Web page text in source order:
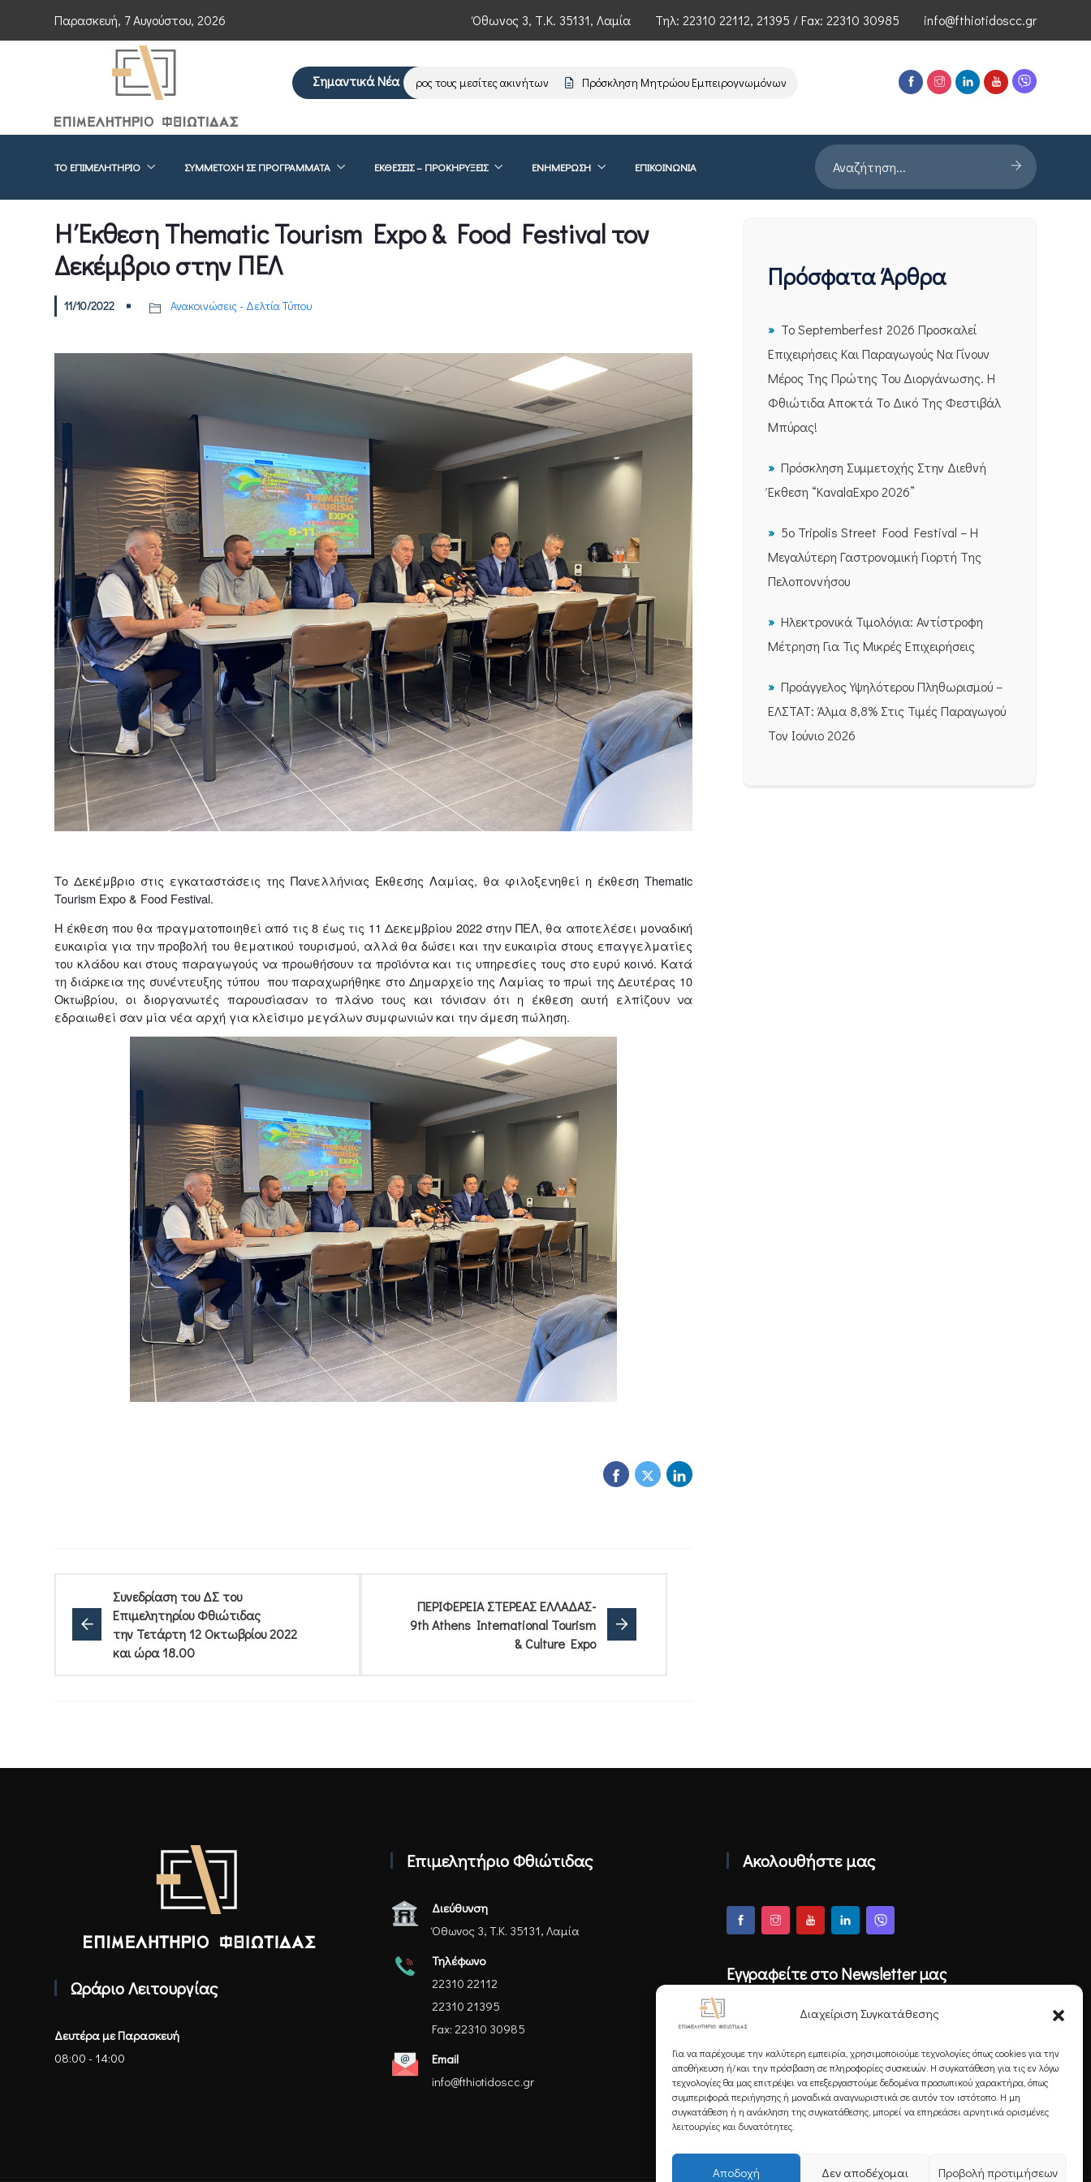
Διαχείριση Συγκατάθεσης
Για να παρέχουμε την καλύτερη εμπειρία, χρησιμοποιούμε τεχνολογίες όπως cookies για την
αποθήκευση ή/και την πρόσβαση σε πληροφορίες συσκευών. Η συγκατάθεση για τις εν λόγω
τεχνολογίες θα μας επιτρέψει να επεξεργαστούμε δεδομένα προσωπικού χαρακτήρα, όπως
συμπεριφορά περιήγησης ή μοναδικά αναγνωριστικά σε αυτόν τον ιστότοπο. Η μη
συγκατάθεση ή η ανάκληση της συγκατάθεσης, μπορεί να επηρεάσει αρνητικά ορισμένες
λειτουργίες και δυνατότητες.
Αποδοχή Δεν αποδέχομαι Προβολή προτιμήσεων
Παρασκευή, 7 Αυγούστου, 2026 Όθωνος 3, Τ.Κ. 35131, Λαμία Τηλ: 22310 22112, 21395 / Fax: 22310 30985 info@fthiotidoscc.gr
Σημαντικά Νέα
Επείγουσα ενημέρωση προς τους μεσίτες ακινήτων Πρόσκληση Μητρώου Εμπειρογνωμόνων Τεχνολογιών Αιχμής του ΕΦΕΠΑΕ Παρουσίαση Έρευνας
ΤΟ ΕΠΙΜΕΛΗΤΉΡΙΟ ΣΥΜΜΕΤΟΧΉ ΣΕ ΠΡΟΓΡΆΜΜΑΤΑ ΕΚΘΕΣΕΙΣ – ΠΡΟΚΗΡΥΞΕΙΣ ΕΝΗΜΈΡΩΣΗ ΕΠΙΚΟΙΝΩΝΊΑ
Η Έκθεση Thematic Tourism Expo & Food Festival τον
Δεκέμβριο στην ΠΕΛ
11/10/2022 Ανακοινώσεις - Δελτία Τύπου
Το Δεκέμβριο στις εγκαταστάσεις της Πανελλήνιας Έκθεσης Λαμίας, θα φιλοξενηθεί η έκθεση Thematic
Tourism Expo & Food Festival.
Η έκθεση που θα πραγματοποιηθεί από τις 8 έως τις 11 Δεκεμβρίου 2022 στην ΠΕΛ, θα αποτελέσει μοναδική
ευκαιρία για την προβολή του θεματικού τουρισμού, αλλά θα δώσει και την ευκαιρία στους επαγγελματίες
του κλάδου και στους παραγωγούς να προωθήσουν τα προϊόντα και τις υπηρεσίες τους στο ευρύ κοινό. Κατά
τη διάρκεια της συνέντευξης τύπου που παραχωρήθηκε στο Δημαρχείο της Λαμίας το πρωί της Δευτέρας 10
Οκτωβρίου, οι διοργανωτές παρουσίασαν το πλάνο τους και τόνισαν ότι η έκθεση αυτή ελπίζουν να
εδραιωθεί σαν μία νέα αρχή για κλείσιμο μεγάλων συμφωνιών και την άμεση πώληση.
Συνεδρίαση του ΔΣ του
Επιμελητηρίου Φθιώτιδας
την Τετάρτη 12 Οκτωβρίου 2022
και ώρα 18.00
ΠΕΡΙΦΕΡΕΙΑ ΣΤΕΡΕΑΣ ΕΛΛΑΔΑΣ-
9th Athens International Tourism
& Culture Expo
Πρόσφατα Άρθρα
Το Septemberfest 2026 Προσκαλεί
Επιχειρήσεις Και Παραγωγούς Να Γίνουν
Μέρος Της Πρώτης Του Διοργάνωσης. Η
Φθιώτιδα Αποκτά Το Δικό Της Φεστιβάλ
Μπύρας!
Πρόσκληση Συμμετοχής Στην Διεθνή
Έκθεση “KavalaExpo 2026”
5ο Tripolis Street Food Festival – Η
Μεγαλύτερη Γαστρονομική Γιορτή Της
Πελοποννήσου
Ηλεκτρονικά Τιμολόγια: Αντίστροφη
Μέτρηση Για Τις Μικρές Επιχειρήσεις
Προάγγελος Υψηλότερου Πληθωρισμού –
ΕΛΣΤΑΤ: Άλμα 8,8% Στις Τιμές Παραγωγού
Τον Ιούνιο 2026
Ωράριο Λειτουργίας
Δευτέρα με Παρασκευή
08:00 - 14:00
Επιμελητήριο Φθιώτιδας
Διεύθυνση
Όθωνος 3, Τ.Κ. 35131, Λαμία
Τηλέφωνο
22310 22112
22310 21395
Fax: 22310 30985
Email
info@fthiotidoscc.gr
Ακολουθήστε μας
Εγγραφείτε στο Newsletter μας
Εγγραφή